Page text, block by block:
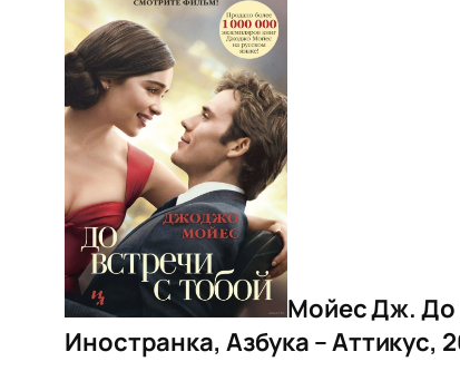
Мойес Дж. До
Иностранка, Азбука – Аттикус,